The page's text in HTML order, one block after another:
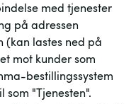
med tjenester
på adressen
(kan lastes ned på
mot kunder som
bestillingssystem
"Tjenesten".